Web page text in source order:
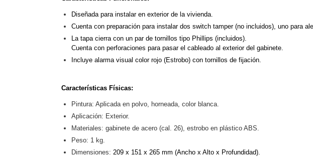
EPCOM CloudHIKVISIONHoneywell
Videograbadoras Móviles, Dash Cams y Body Cams
AccesoriosBody Cams (Portátiles)Cámaras Móviles
Videoporteros e Interfonos
AccesoriosIntercomunicadoresVideoporteros Analógicos
Diseñada para instalar en exterior de la vivienda.
Cuenta con preparación para instalar dos switch tamper (no incluidos), uno para
La tapa cierra con un par de tornillos tipo Phillips (incluidos).
Cuenta con perforaciones para pasar el cableado al exterior del gabinete.
Incluye alarma visual color rojo (Estrobo) con tornillos de fijación.
Características Físicas:
Pintura: Aplicada en polvo, horneada, color blanca.
Aplicación: Exterior.
Materiales: gabinete de acero (cal. 26), estrobo en plástico ABS.
Peso: 1 kg.
Dimensiones: 209 x 151 x 265 mm (Ancho x Alto x Profundidad).